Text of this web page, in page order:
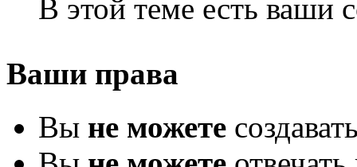
В этой теме есть ваши
Ваши права
Вы не можете